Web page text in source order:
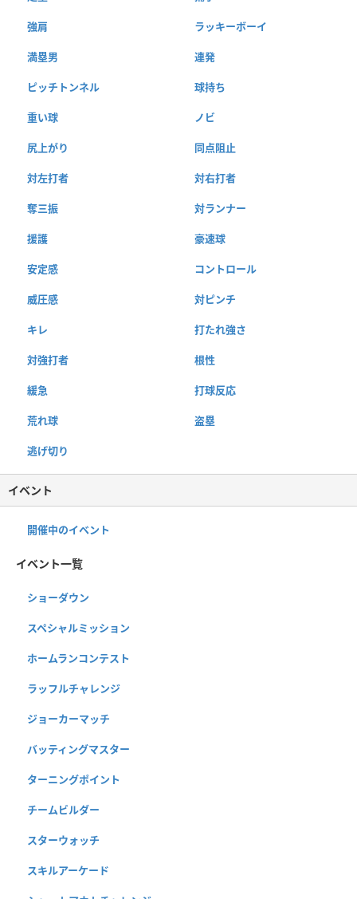
強肩 ラッキーボーイ
満塁男 連発
ピッチトンネル 球持ち
重い球 ノビ
尻上がり 同点阻止
対左打者 対右打者
奪三振 対ランナー
援護 豪速球
安定感 コントロール
威圧感 対ピンチ
キレ 打たれ強さ
対強打者 根性
緩急 打球反応
荒れ球 盗塁
逃げ切り
イベント
開催中のイベント
イベント一覧
ショーダウン
スペシャルミッション
ホームランコンテスト
ラッフルチャレンジ
ジョーカーマッチ
バッティングマスター
ターニングポイント
チームビルダー
スターウォッチ
スキルアーケード